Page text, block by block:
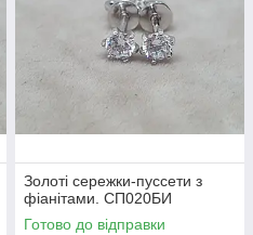
Золоті сережки-пуссети з
фіанітами. СП020БИ
Готово до відправки